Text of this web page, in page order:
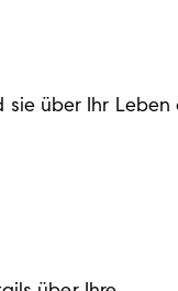
sie über Ihr Leben